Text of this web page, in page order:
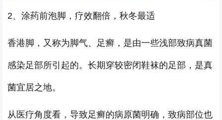
2、涂药前泡脚，疗效翻倍，秋冬最适
香港脚，又称为脚气、足癣，是由一些浅部致病真菌
感染足部所引起的。长期穿较密闭鞋袜的足部，是真
菌宜居之地。
从医疗角度看，导致足癣的病原菌明确，致病部位也